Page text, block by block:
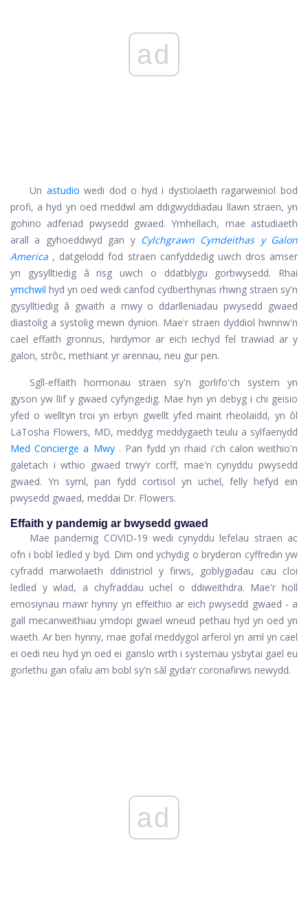
ad
Un astudio wedi dod o hyd i dystiolaeth ragarweiniol bod
profi, a hyd yn oed meddwl am ddigwyddiadau llawn straen, yn
gohirio adferiad pwysedd gwaed. Ymhellach, mae astudiaeth
arall a gyhoeddwyd gan y Cylchgrawn Cymdeithas y Galon
America , datgelodd fod straen canfyddedig uwch dros amser
yn gysylltiedig â risg uwch o ddatblygu gorbwysedd. Rhai
ymchwil hyd yn oed wedi canfod cydberthynas rhwng straen sy'n
gysylltiedig â gwaith a mwy o ddarlleniadau pwysedd gwaed
diastolig a systolig mewn dynion. Mae'r straen dyddiol hwnnw'n
cael effaith gronnus, hirdymor ar eich iechyd fel trawiad ar y
galon, strôc, methiant yr arennau, neu gur pen.
Sgîl-effaith hormonau straen sy'n gorlifo'ch system yn
gyson yw llif y gwaed cyfyngedig. Mae hyn yn debyg i chi geisio
yfed o welltyn troi yn erbyn gwellt yfed maint rheolaidd, yn ôl
LaTosha Flowers, MD, meddyg meddygaeth teulu a sylfaenydd
Med Concierge a Mwy . Pan fydd yn rhaid i'ch calon weithio'n
galetach i wthio gwaed trwy'r corff, mae'n cynyddu pwysedd
gwaed. Yn syml, pan fydd cortisol yn uchel, felly hefyd ein
pwysedd gwaed, meddai Dr. Flowers.
Effaith y pandemig ar bwysedd gwaed
Mae pandemig COVID-19 wedi cynyddu lefelau straen ac
ofn i bobl ledled y byd. Dim ond ychydig o bryderon cyffredin yw
cyfradd marwolaeth ddinistriol y firws, goblygiadau cau cloi
ledled y wlad, a chyfraddau uchel o ddiweithdra. Mae'r holl
emosiynau mawr hynny yn effeithio ar eich pwysedd gwaed - a
gall mecanweithiau ymdopi gwael wneud pethau hyd yn oed yn
waeth. Ar ben hynny, mae gofal meddygol arferol yn aml yn cael
ei oedi neu hyd yn oed ei ganslo wrth i systemau ysbytai gael eu
gorlethu gan ofalu am bobl sy'n sâl gyda'r coronafirws newydd.
ad